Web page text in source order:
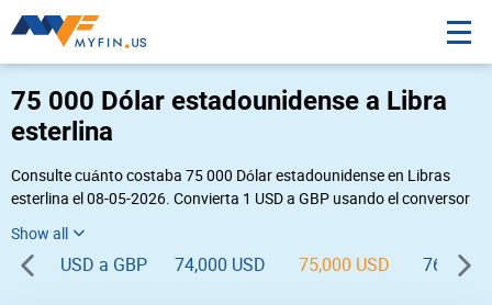
75 000 Dólar estadounidense a Libra
esterlina
Consulte cuánto costaba 75 000 Dólar estadounidense en Libras
esterlina el 08-05-2026. Convierta 1 USD a GBP usando el conversor
vaya a «GBP USD
USD a GBP 74,000 USD 75,000 USD 76,000